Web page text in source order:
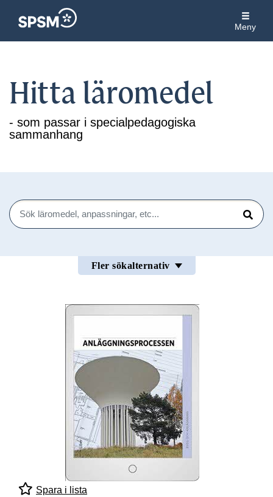
Meny
Hitta läromedel
- som passar i specialpedagogiska
sammanhang
Sök
Sök
Fler sökalternativ
Spara i lista